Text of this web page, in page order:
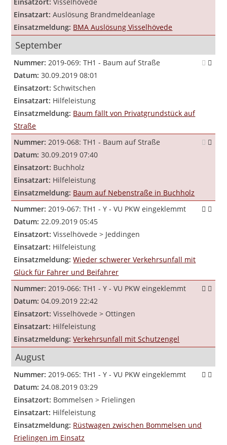
Einsatzart: Auslösung Brandmeldeanlage
Einsatzmeldung: BMA Auslösung Visselhövede
September
Nummer: 2019-069: TH1 - Baum auf Straße
Datum: 30.09.2019 08:01
Einsatzort: Schwitschen
Einsatzart: Hilfeleistung
Einsatzmeldung: Baum fällt von Privatgrundstück auf
Straße
Nummer: 2019-068: TH1 - Baum auf Straße
Datum: 30.09.2019 07:40
Einsatzort: Buchholz
Einsatzart: Hilfeleistung
Einsatzmeldung: Baum auf Nebenstraße in Buchholz
Nummer: 2019-067: TH1 - Y - VU PKW eingeklemmt
Datum: 22.09.2019 05:45
Einsatzort: Visselhövede > Jeddingen
Einsatzart: Hilfeleistung
Einsatzmeldung: Wieder schwerer Verkehrsunfall mit
Glück für Fahrer und Beifahrer
Nummer: 2019-066: TH1 - Y - VU PKW eingeklemmt
Datum: 04.09.2019 22:42
Einsatzort: Visselhövede > Ottingen
Einsatzart: Hilfeleistung
Einsatzmeldung: Verkehrsunfall mit Schutzengel
August
Nummer: 2019-065: TH1 - Y - VU PKW eingeklemmt
Datum: 24.08.2019 03:29
Einsatzort: Bommelsen > Frielingen
Einsatzart: Hilfeleistung
Einsatzmeldung: Rüstwagen zwischen Bommelsen und
Frielingen im Einsatz